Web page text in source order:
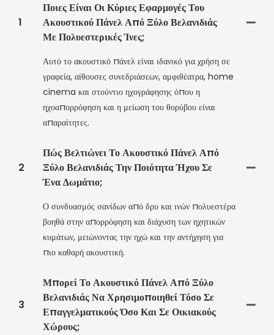
1
Ποιες Είναι Οι Κύριες Εφαρμογές Του
Ακουστικού Πάνελ Από Ξύλο Βελανιδιάς
Με Πολυεστερικές Ίνες;
Αυτό το ακουστικό πάνελ είναι ιδανικό για χρήση σε
γραφεία, αίθουσες συνεδριάσεων, αμφιθέατρα, home
cinema και στούντιο ηχογράφησης όπου η
ηχοαπορρόφηση και η μείωση του θορύβου είναι
απαραίτητες.
2
Πώς Βελτιώνει Το Ακουστικό Πάνελ Από
Ξύλο Βελανιδιάς Την Ποιότητα Ήχου Σε
Ένα Δωμάτιο;
Ο συνδυασμός σανίδων από δρυ και ινών πολυεστέρα
βοηθά στην απορρόφηση και διάχυση των ηχητικών
κυμάτων, μειώνοντας την ηχώ και την αντήχηση για
πιο καθαρή ακουστική.
3
Μπορεί Το Ακουστικό Πάνελ Από Ξύλο
Βελανιδιάς Να Χρησιμοποιηθεί Τόσο Σε
Επαγγελματικούς Όσο Και Σε Οικιακούς
Χώρους;